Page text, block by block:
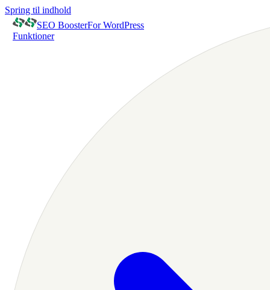
Spring til indhold
SEO BoosterFor WordPress
Funktioner